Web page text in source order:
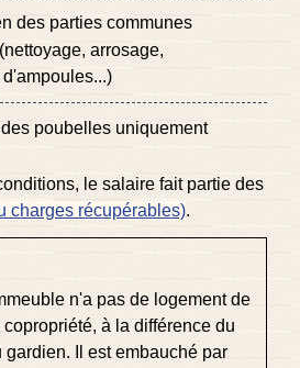
des parties communes
arrosage,
poubelles uniquement
le salaire fait partie des
charges récupérables).
n'a pas de logement de
à la différence du
gardien. Il est embauché par